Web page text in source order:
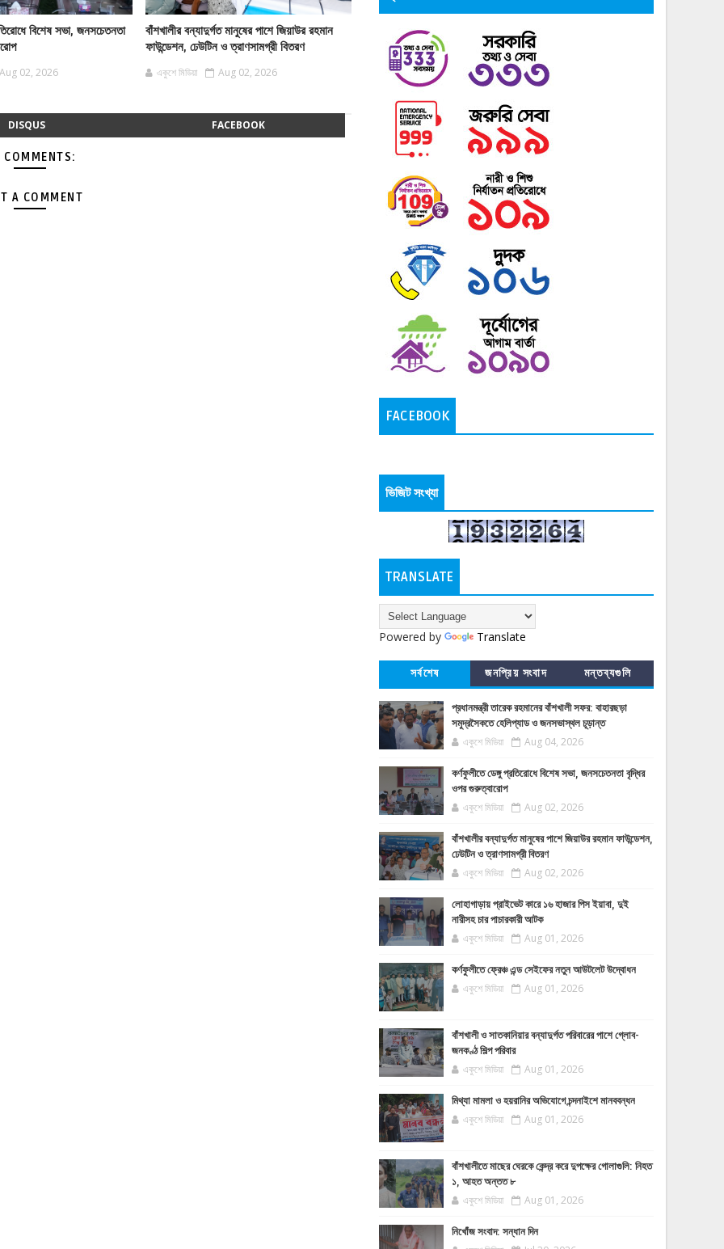
বিশেষ সভা, জনসচেতনতা
Aug 02, 2026
বাঁশখালীর বন্যাদুর্গত মানুষের পাশে জিয়াউর রহমান
ফাউন্ডেশন, ঢেউটিন ও ত্রাণসামগ্রী বিতরণ
একুশে মিডিয়া Aug 02, 2026
DISQUS FACEBOOK
COMMENTS:
A COMMENT
FACEBOOK
ভিজিট সংখ্যা
TRANSLATE
Powered by Translate
সর্বশেষ জনপ্রিয় সংবাদ মন্তব্যগুলি
প্রধানমন্ত্রী তারেক রহমানের বাঁশখালী সফর: বাহারছড়া
সমুদ্রসৈকতে হেলিপ্যাড ও জনসভাস্থল চূড়ান্ত
একুশে মিডিয়া Aug 04, 2026
কর্ণফুলীতে ডেঙ্গু প্রতিরোধে বিশেষ সভা, জনসচেতনতা বৃদ্ধির
ওপর গুরুত্বারোপ
একুশে মিডিয়া Aug 02, 2026
বাঁশখালীর বন্যাদুর্গত মানুষের পাশে জিয়াউর রহমান ফাউন্ডেশন,
ঢেউটিন ও ত্রাণসামগ্রী বিতরণ
একুশে মিডিয়া Aug 02, 2026
লোহাগাড়ায় প্রাইভেট কারে ১৬ হাজার পিস ইয়াবা, দুই
নারীসহ চার পাচারকারী আটক
একুশে মিডিয়া Aug 01, 2026
কর্ণফুলীতে ফ্রেঞ্চ এন্ড সেইফের নতুন আউটলেট উদ্বোধন
একুশে মিডিয়া Aug 01, 2026
বাঁশখালী ও সাতকানিয়ার বন্যাদুর্গত পরিবারের পাশে গ্লোব-
জনকণ্ঠ শিল্প পরিবার
একুশে মিডিয়া Aug 01, 2026
মিথ্যা মামলা ও হয়রানির অভিযোগে চন্দনাইশে মানববন্ধন
একুশে মিডিয়া Aug 01, 2026
বাঁশখালীতে মাছের ঘেরকে কেন্দ্র করে দুপক্ষের গোলাগুলি: নিহত
১, আহত অন্তত ৮
একুশে মিডিয়া Aug 01, 2026
নিখোঁজ সংবাদ: সন্ধান দিন